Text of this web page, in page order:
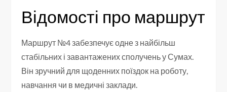
Відомості про маршрут
Маршрут №4 забезпечує одне з найбільш
стабільних і завантажених сполучень у Сумах.
Він зручний для щоденних поїздок на роботу,
навчання чи в медичні заклади.